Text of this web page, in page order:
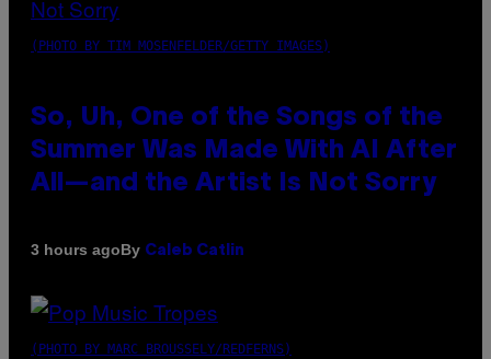
(PHOTO BY TIM MOSENFELDER/GETTY IMAGES)
So, Uh, One of the Songs of the
Summer Was Made With AI After
All—and the Artist Is Not Sorry
3 hours agoBy Caleb Catlin
(PHOTO BY MARC BROUSSELY/REDFERNS)